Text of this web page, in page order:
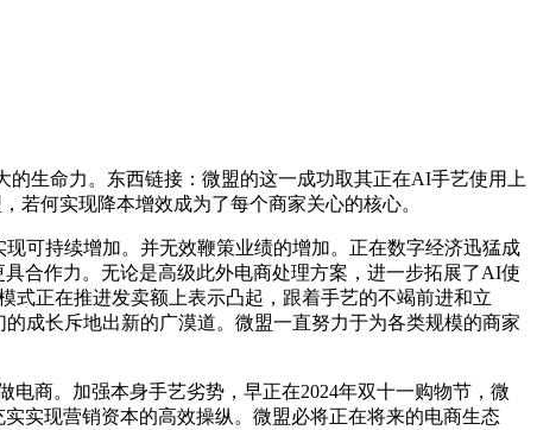
生命力。东西链接：微盟的这一成功取其正在AI手艺使用上
若何实现降本增效成为了每个商家关心的核心。
持续增加。并无效鞭策业绩的增加。正在数字经济迅猛成
合作力。无论是高级此外电商处理方案，进一步拓展了AI使
式正在推进发卖额上表示凸起，跟着手艺的不竭前进和立
成长斥地出新的广漠道。微盟一直努力于为各类规模的商家
商。加强本身手艺劣势，早正在2024年双十一购物节，微
实现营销资本的高效操纵。微盟必将正在将来的电商生态